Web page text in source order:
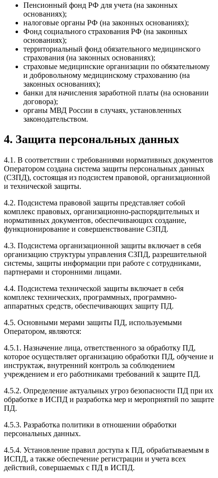
Пенсионный фонд РФ для учета (на законных
основаниях);
налоговые органы РФ (на законных основаниях);
Фонд социального страхования РФ (на законных
основаниях);
территориальный фонд обязательного медицинского
страхования (на законных основаниях);
страховые медицинские организации по обязательному
и добровольному медицинскому страхованию (на
законных основаниях);
банки для начисления заработной платы (на основании
договора);
органы МВД России в случаях, установленных
законодательством.
4. Защита персональных данных
4.1. В соответствии с требованиями нормативных документов
Оператором создана система защиты персональных данных
(СЗПД), состоящая из подсистем правовой, организационной
и технической защиты.
4.2. Подсистема правовой защиты представляет собой
комплекс правовых, организационно-распорядительных и
нормативных документов, обеспечивающих создание,
функционирование и совершенствование СЗПД.
4.3. Подсистема организационной защиты включает в себя
организацию структуры управления СЗПД, разрешительной
системы, защиты информации при работе с сотрудниками,
партнерами и сторонними лицами.
4.4. Подсистема технической защиты включает в себя
комплекс технических, программных, программно-
аппаратных средств, обеспечивающих защиту ПД.
4.5. Основными мерами защиты ПД, используемыми
Оператором, являются:
4.5.1. Назначение лица, ответственного за обработку ПД,
которое осуществляет организацию обработки ПД, обучение и
инструктаж, внутренний контроль за соблюдением
учреждением и его работниками требований к защите ПД.
4.5.2. Определение актуальных угроз безопасности ПД при их
обработке в ИСПД и разработка мер и мероприятий по защите
ПД.
4.5.3. Разработка политики в отношении обработки
персональных данных.
4.5.4. Установление правил доступа к ПД, обрабатываемым в
ИСПД, а также обеспечение регистрации и учета всех
действий, совершаемых с ПД в ИСПД.